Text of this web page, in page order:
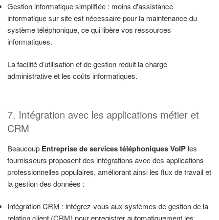
Gestion informatique simplifiée : moins d'assistance
informatique sur site est nécessaire pour la maintenance du
système téléphonique, ce qui libère vos ressources
informatiques.
La facilité d’utilisation et de gestion réduit la charge
administrative et les coûts informatiques.
7. Intégration avec les applications métier et
CRM
Beaucoup Entreprise de services téléphoniques VoIP les
fournisseurs proposent des intégrations avec des applications
professionnelles populaires, améliorant ainsi les flux de travail et
la gestion des données :
Intégration CRM : intégrez-vous aux systèmes de gestion de la
relation client (CRM) pour enregistrer automatiquement les